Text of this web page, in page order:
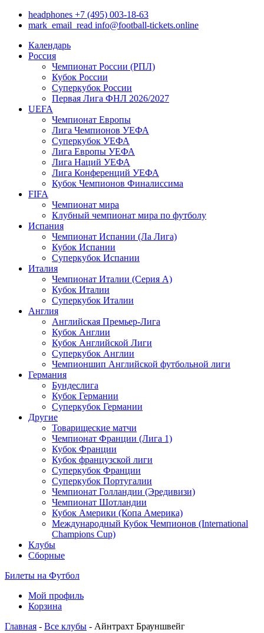
headphones +7 (495) 003-18-63
mark_email_read info@football-tickets.online
Календарь
Россия
Чемпионат России (РПЛ)
Кубок России
Суперкубок России
Первая Лига ФНЛ 2026/2027
UEFA
Чемпионат Европы
Лига Чемпионов УЕФА
Суперкубок УЕФА
Лига Европы УЕФА
Лига Наций УЕФА
Лига Конференций УЕФА
Кубок Чемпионов Финалиссима
FIFA
Чемпионат мира
Клубный чемпионат мира по футболу
Испания
Чемпионат Испании (Ла Лига)
Кубок Испании
Суперкубок Испании
Италия
Чемпионат Италии (Серия А)
Кубок Италии
Суперкубок Италии
Англия
Английская Премьер-Лига
Кубок Англии
Кубок Английской Лиги
Суперкубок Англии
Чемпионшип Английской футбольной лиги
Германия
Бундеслига
Кубок Германии
Суперкубок Германии
Другие
Товарищеские матчи
Чемпионат Франции (Лига 1)
Кубок Франции
Кубок французской лиги
Суперкубок Франции
Суперкубок Португалии
Чемпионат Голландии (Эредивизи)
Чемпионат Шотландии
Кубок Америки (Копа Америка)
Международный Кубок Чемпионов (International
Champions Cup)
Клубы
Сборные
Билеты на Футбол
Мой профиль
Корзина
Главная - Все клубы - Айнтрахт Брауншвейг